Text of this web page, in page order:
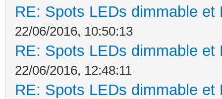
RE: Spots LEDs dimmable
22/06/2016, 10:50:13
RE: Spots LEDs dimmable
22/06/2016, 12:48:11
RE: Spots LEDs dimmable